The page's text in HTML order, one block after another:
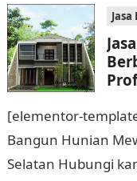
[elementor-template
Bangun Hunian
Selatan Hubungi